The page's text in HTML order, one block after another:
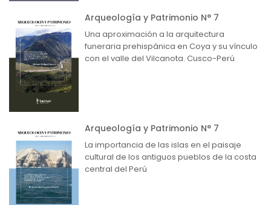
Arqueología y Patrimonio N° 7
Una aproximación a la arquitectura
funeraria prehispánica en Coya y su vínculo
con el valle del Vilcanota. Cusco-Perú
Arqueología y Patrimonio N° 7
La importancia de las islas en el paisaje
cultural de los antiguos pueblos de la costa
central del Perú